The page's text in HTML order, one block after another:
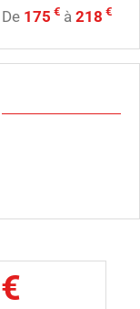
De 175 € à 218 €
€